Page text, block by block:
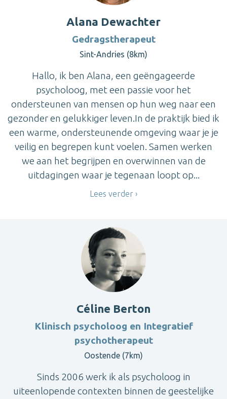
Alana Dewachter
Gedragstherapeut
Sint-Andries (8km)
Hallo, ik ben Alana, een geëngageerde
psycholoog, met een passie voor het
ondersteunen van mensen op hun weg naar een
gezonder en gelukkiger leven.In de praktijk bied ik
een warme, ondersteunende omgeving waar je je
veilig en begrepen kunt voelen. Samen werken
we aan het begrijpen en overwinnen van de
uitdagingen waar je tegenaan loopt op...
Lees verder
Céline Berton
Klinisch psycholoog en Integratief
psychotherapeut
Oostende (7km)
Sinds 2006 werk ik als psycholoog in
uiteenlopende contexten binnen de geestelijke